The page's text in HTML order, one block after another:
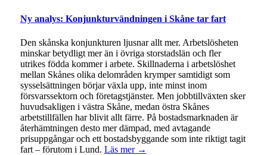
Ny analys: Konjunkturvändningen i Skåne tar fart
Den skånska konjunkturen ljusnar allt mer. Arbetslösheten
minskar betydligt mer än i övriga storstadslän och fler
utrikes födda kommer i arbete. Skillnaderna i arbetslöshet
mellan Skånes olika delområden krymper samtidigt som
sysselsättningen börjar växla upp, inte minst inom
försvarssektorn och företagstjänster. Men jobbtillväxten sker
huvudsakligen i västra Skåne, medan östra Skånes
arbetstillfällen har blivit allt färre. På bostadsmarknaden är
återhämtningen desto mer dämpad, med avtagande
prisuppgångar och ett bostadsbyggande som inte riktigt tagit
fart – förutom i Lund. Läs mer →